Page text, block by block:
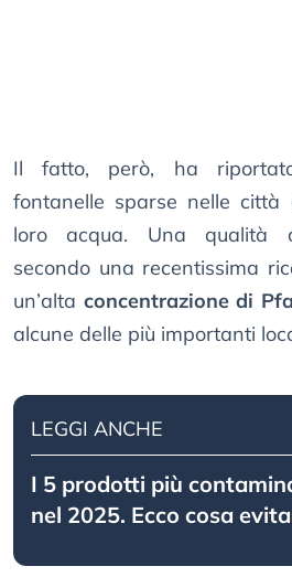
Il fatto, però, ha riportato
fontanelle sparse nelle
loro acqua. Una qualità
secondo una recentissima
un’alta concentrazione di
alcune delle più importanti
LEGGI ANCHE
I 5 prodotti più
nel 2025. Ecco cosa